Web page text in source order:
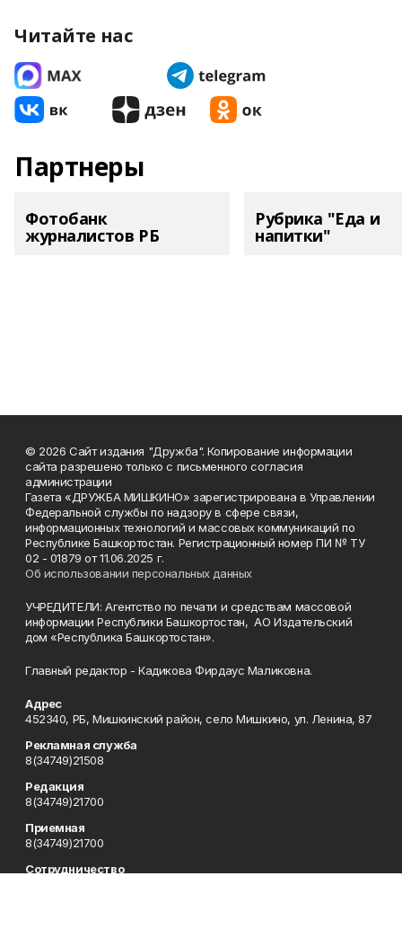
Читайте нас
Партнеры
Фотобанк
журналистов РБ
Рубрика "Еда и
напитки"
© 2026 Сайт издания "Дружба". Копирование информации
сайта разрешено только с письменного согласия
администрации
Газета «ДРУЖБА МИШКИНО» зарегистрирована в Управлении
Федеральной службы по надзору в сфере связи,
информационных технологий и массовых коммуникаций по
Республике Башкортостан. Регистрационный номер ПИ № ТУ
02 - 01879 от 11.06.2025 г.
Об использовании персональных данных
УЧРЕДИТЕЛИ: Агентство по печати и средствам массовой
информации Республики Башкортостан, АО Издательский
дом «Республика Башкортостан».
Главный редактор - Кадикова Фирдаус Маликовна.
Адрес
452340, РБ, Мишкинский район, село Мишкино, ул. Ленина, 87
Рекламная служба
8(34749)21508
Редакция
8(34749)21700
Приемная
8(34749)21700
Сотрудничество